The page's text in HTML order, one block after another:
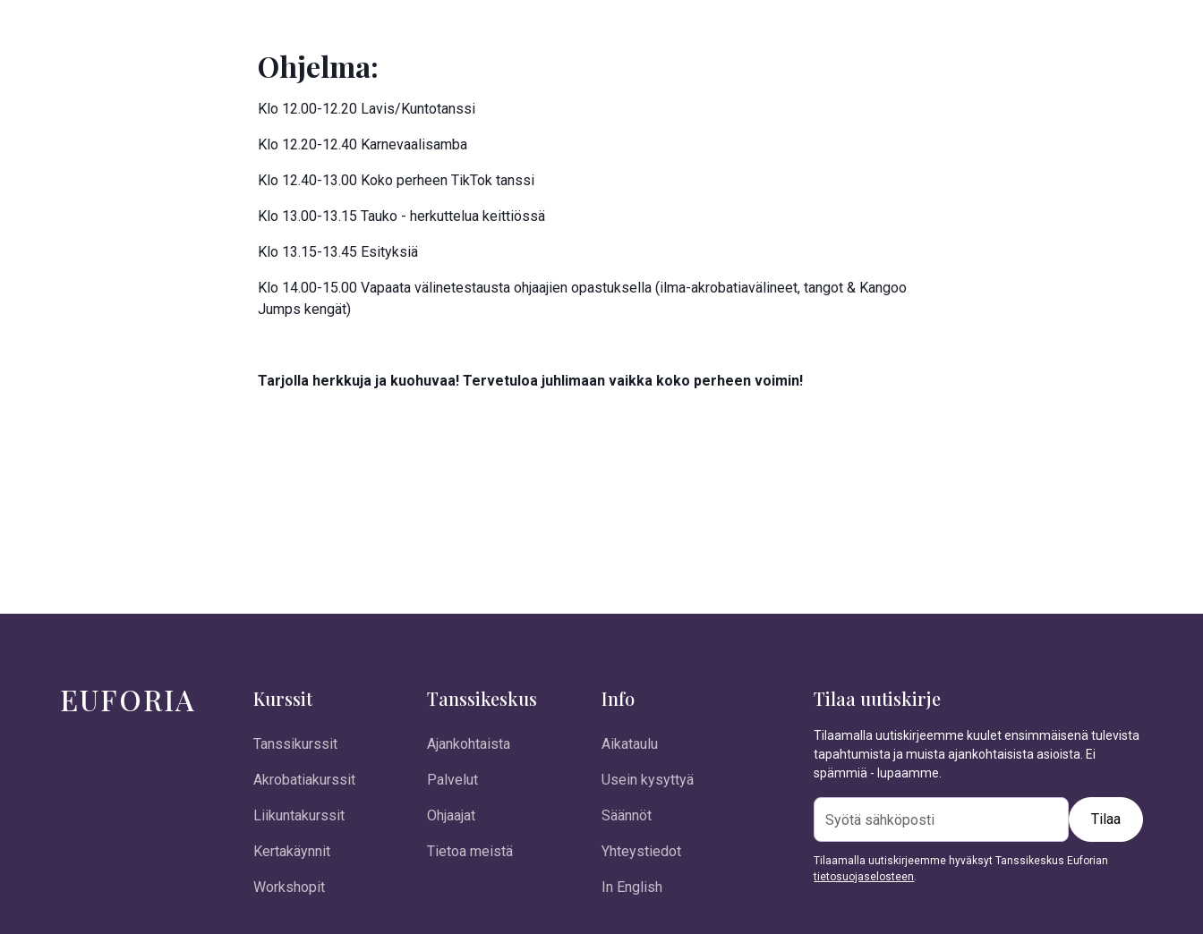
Ohjelma:
Klo 12.00-12.20 Lavis/Kuntotanssi
Klo 12.20-12.40 Karnevaalisamba
Klo 12.40-13.00 Koko perheen TikTok tanssi
Klo 13.00-13.15 Tauko - herkuttelua keittiössä
Klo 13.15-13.45 Esityksiä
Klo 14.00-15.00 Vapaata välinetestausta ohjaajien opastuksella (ilma-akrobatiavälineet, tangot & Kangoo
Jumps kengät)
Tarjolla herkkuja ja kuohuvaa! Tervetuloa juhlimaan vaikka koko perheen voimin!
EUFORIA Kurssit
Tanssikurssit
Akrobatiakurssit
Liikuntakurssit
Kertakäynnit
Workshopit
Tanssikeskus
Ajankohtaista
Palvelut
Ohjaajat
Tietoa meistä
Info
Aikataulu
Usein kysyttyä
Säännöt
Yhteystiedot
In English
Tilaa uutiskirje
Tilaamalla uutiskirjeemme kuulet ensimmäisenä tulevista
tapahtumista ja muista ajankohtaisista asioista. Ei
spämmiä - lupaamme.
Tilaamalla uutiskirjeemme hyväksyt Tanssikeskus Euforian
tietosuojaselosteen.